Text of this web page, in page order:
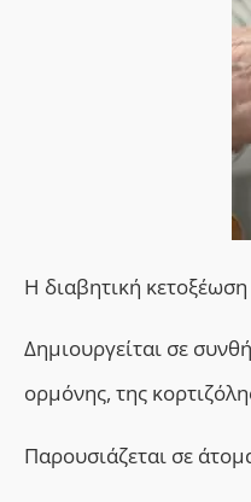
Η διαβητική
Δημιουργείται σε
ορμόνης, της
Παρουσιάζεται σε